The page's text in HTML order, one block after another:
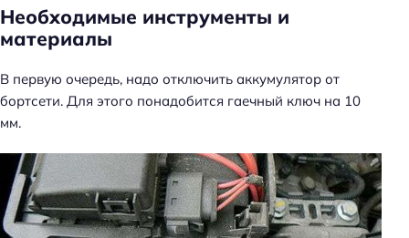
Необходимые инструменты и
материалы
В первую очередь, надо отключить аккумулятор от
бортсети. Для этого понадобится гаечный ключ на 10
мм.